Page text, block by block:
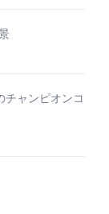
チャンピオンコ